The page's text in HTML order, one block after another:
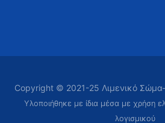
Copyright © 2021-25 Λιμενικό
Υλοποιήθηκε με ίδια μέσα με χρήση
λογισμικού